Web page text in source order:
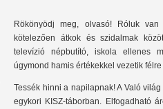
Rökönyödj meg, olvasó! Róluk van
kötelezően átkok és szidalmak
televízió népbutító, iskola ellenes
úgymond hamis értékekkel vezetik
Tessék hinni a napilapnak! A Való
egykori KISZ-táborban. Elfogadható